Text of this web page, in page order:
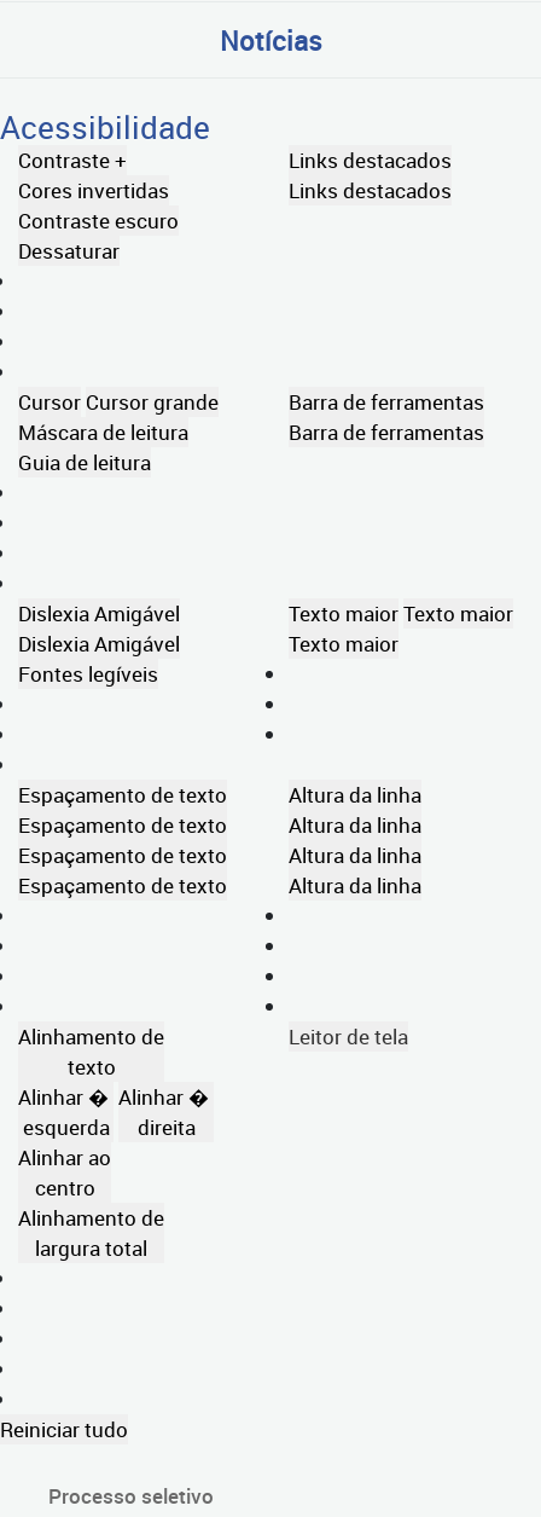
Notícias
Acessibilidade
Contraste +
Cores invertidas
Contraste escuro
Dessaturar
Links destacados
Links destacados
Cursor Cursor grande
Máscara de leitura
Guia de leitura
Barra de ferramentas
Barra de ferramentas
Dislexia Amigável
Dislexia Amigável
Fontes legíveis
Texto maiorTexto maior
Texto maior
Espaçamento de texto
Espaçamento de texto
Espaçamento de texto
Espaçamento de texto
Altura da linha
Altura da linha
Altura da linha
Altura da linha
Alinhamento de
texto
Alinhar �
esquerda
Alinhar �
direita
Alinhar ao
centro
Alinhamento de
largura total
Leitor de tela
Reiniciar tudo
Processo seletivo